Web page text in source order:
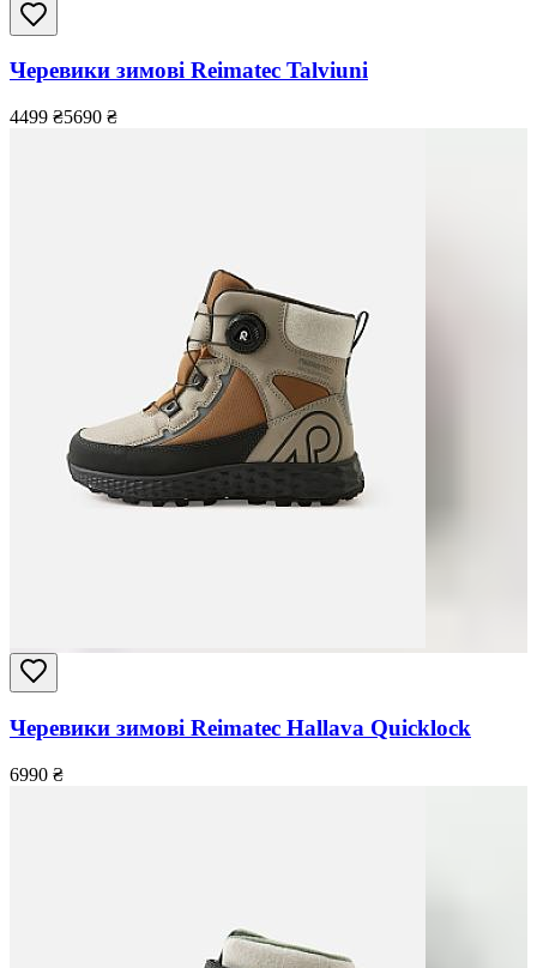
Черевики зимові Reimatec Talviuni
4499 ₴5690 ₴
Черевики зимові Reimatec Hallava Quicklock
6990 ₴